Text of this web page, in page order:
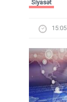
Siyasət
15:05